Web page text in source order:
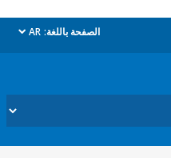
الصفحة باللغة: AR
dropdown